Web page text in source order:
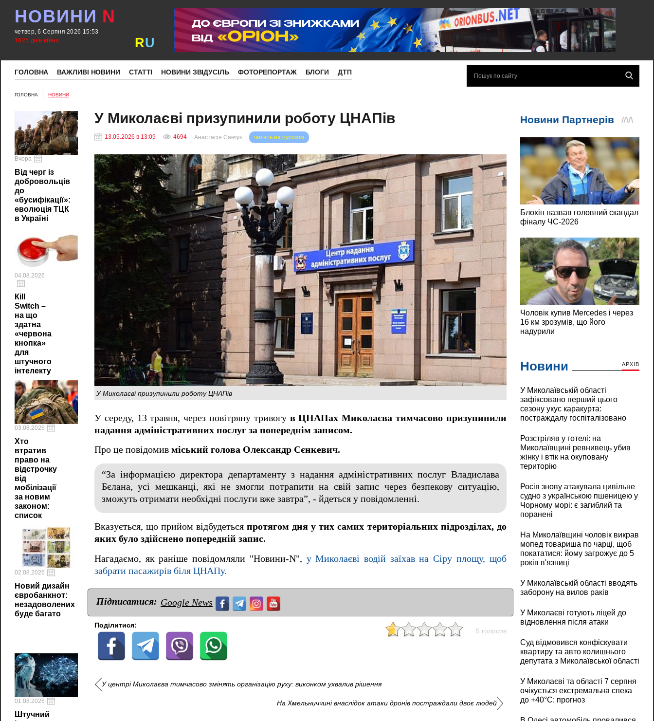
НОВИНИ N
четвер, 6 Серпня 2026 15:53
1625 днів війни
RU
ГОЛОВНА ВАЖЛИВІ НОВИНИ СТАТТІ НОВИНИ ЗВІДУСІЛЬ ФОТОРЕПОРТАЖ БЛОГИ ДТП
ГОЛОВНА НОВИНИ
Вчора
Від черг із
добровольців
до
«бусифікації»:
еволюція ТЦК
в Україні
04.08.2026
Кill
Switch –
на що
здатна
«червона
кнопка»
для
штучного
інтелекту
03.08.2026
Хто
втратив
право на
відстрочку
від
мобілізації
за новим
законом:
список
02.08.2026
Новий дизайн
євробанкнот:
незадоволених
буде багато
01.08.2026
Штучний
У Миколаєві призупинили роботу ЦНАПів
13.05.2026 в 13:09 4694 читать на русском
Анастасія Савчук
У Миколаєві призупинили роботу ЦНАПів
У середу, 13 травня, через повітряну тривогу в ЦНАПах Миколаєва тимчасово призупинили
надання адміністративних послуг за попереднім записом.
Про це повідомив міський голова Олександр Сєнкевич.
“За інформацією директора департаменту з надання адміністративних послуг Владислава
Бєлана, усі мешканці, які не змогли потрапити на свій запис через безпекову ситуацію,
зможуть отримати необхідні послуги вже завтра”, - йдеться у повідомленні.
Вказується, що прийом відбудетьсяпротягом дня у тих самих територіальних підрозділах, до
яких було здійснено попередній запис.
Нагадаємо, як раніше повідомляли "Новини-N", у Миколаєві водій заїхав на Сіру площу, щоб
забрати пасажирів біля ЦНАПу.
Підписатися: Google News
Поділитися:
5 голосов
У центрі Миколаєва тимчасово змінять організацію руху: виконком ухвалив рішення
На Хмельниччині внаслідок атаки дронів постраждали двоє людей
Новини АРХІВ
У Миколаївській області
зафіксовано перший цього
сезону укус каракурта:
постраждалу госпіталізовано
Розстріляв у готелі: на
Миколаївщині ревнивець убив
жінку і втік на окуповану
територію
Росія знову атакувала цивільне
судно з українською пшеницею у
Чорному морі: є загиблий та
поранені
На Миколаївщині чоловік викрав
мопед товариша по чарці, щоб
покататися: йому загрожує до 5
років в'язниці
У Миколаївській області вводять
заборону на вилов раків
У Миколаєві готують ліцей до
відновлення після атаки
Суд відмовився конфіскувати
квартиру та авто колишнього
депутата з Миколаївської області
У Миколаєві та області 7 серпня
очікується екстремальна спека
до +40°C: прогноз